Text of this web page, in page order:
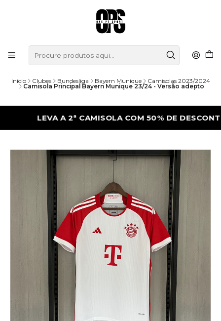
Início Clubes Bundesliga Bayern Munique Camisolas 2023/2024
Camisola Principal Bayern Munique 23/24 - Versão adepto
LEVA A 2ª CAMISOLA COM 50% DE DESCONTO